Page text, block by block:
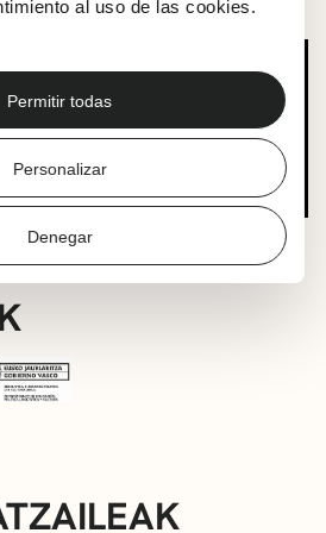
al uso de las cookies.
Permitir todas
Personalizar
Denegar